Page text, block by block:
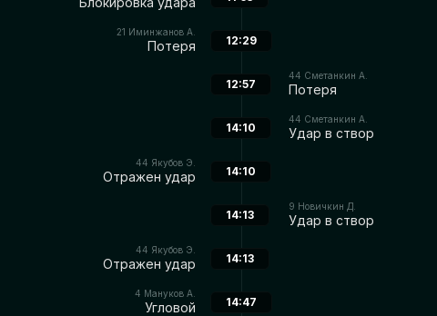
21 Иминжанов А.
Потеря 12:29
44 Сметанкин А.
Потеря
12:57
44 Сметанкин А.
Удар в створ
14:10
44 Якубов Э.
Отражен удар 14:10
9 Новичкин Д.
Удар в створ
14:13
44 Якубов Э.
Отражен удар 14:13
4 Мануков А.
Угловой 14:47